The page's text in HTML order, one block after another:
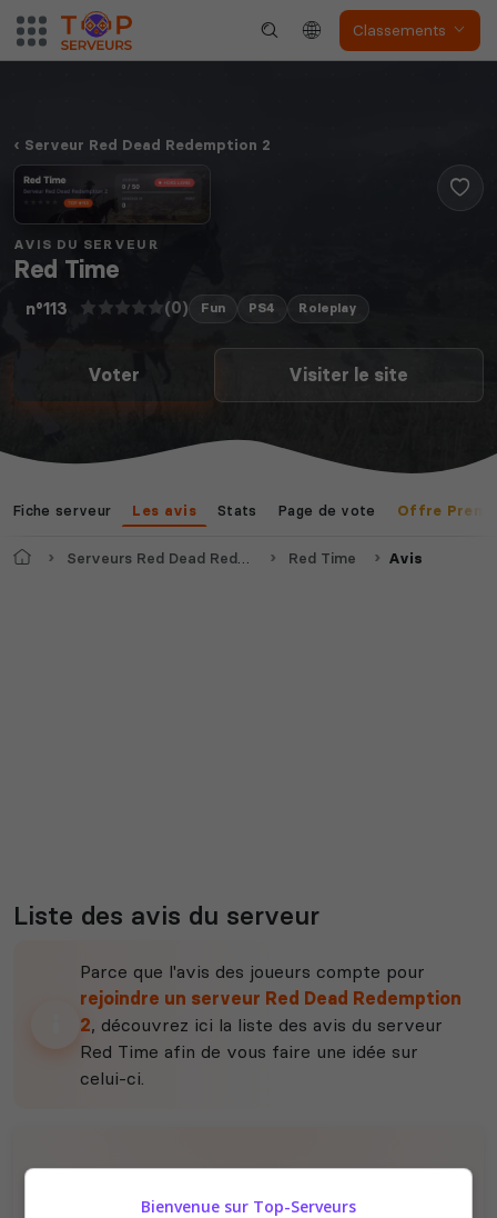
Classements
Squad
Nights
Serveur Red Dead Redemption 2
AVIS DU SERVEUR
Red Time
n°113 (0) Fun PS4 Roleplay
Voter Visiter le site
Fiche serveur Les avis Stats Page de vote Offre
AccueilServeurs Red Dead Redemption 2 Red Time Avis
Liste des avis du serveur
Parce que l'avis des joueurs compte pour
rejoindre un serveur Red Dead Redemption
2, découvrez ici la liste des avis du serveur
Red Time afin de vous faire une idée sur
celui-ci.
Bienvenue sur Top-Serveurs